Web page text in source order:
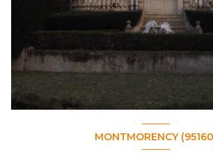
MONTMORENCY